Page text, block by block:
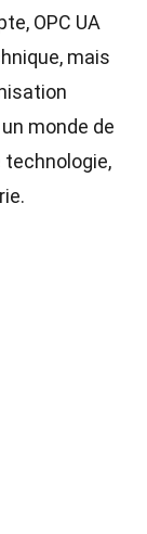
OPC UA
mais
monde de